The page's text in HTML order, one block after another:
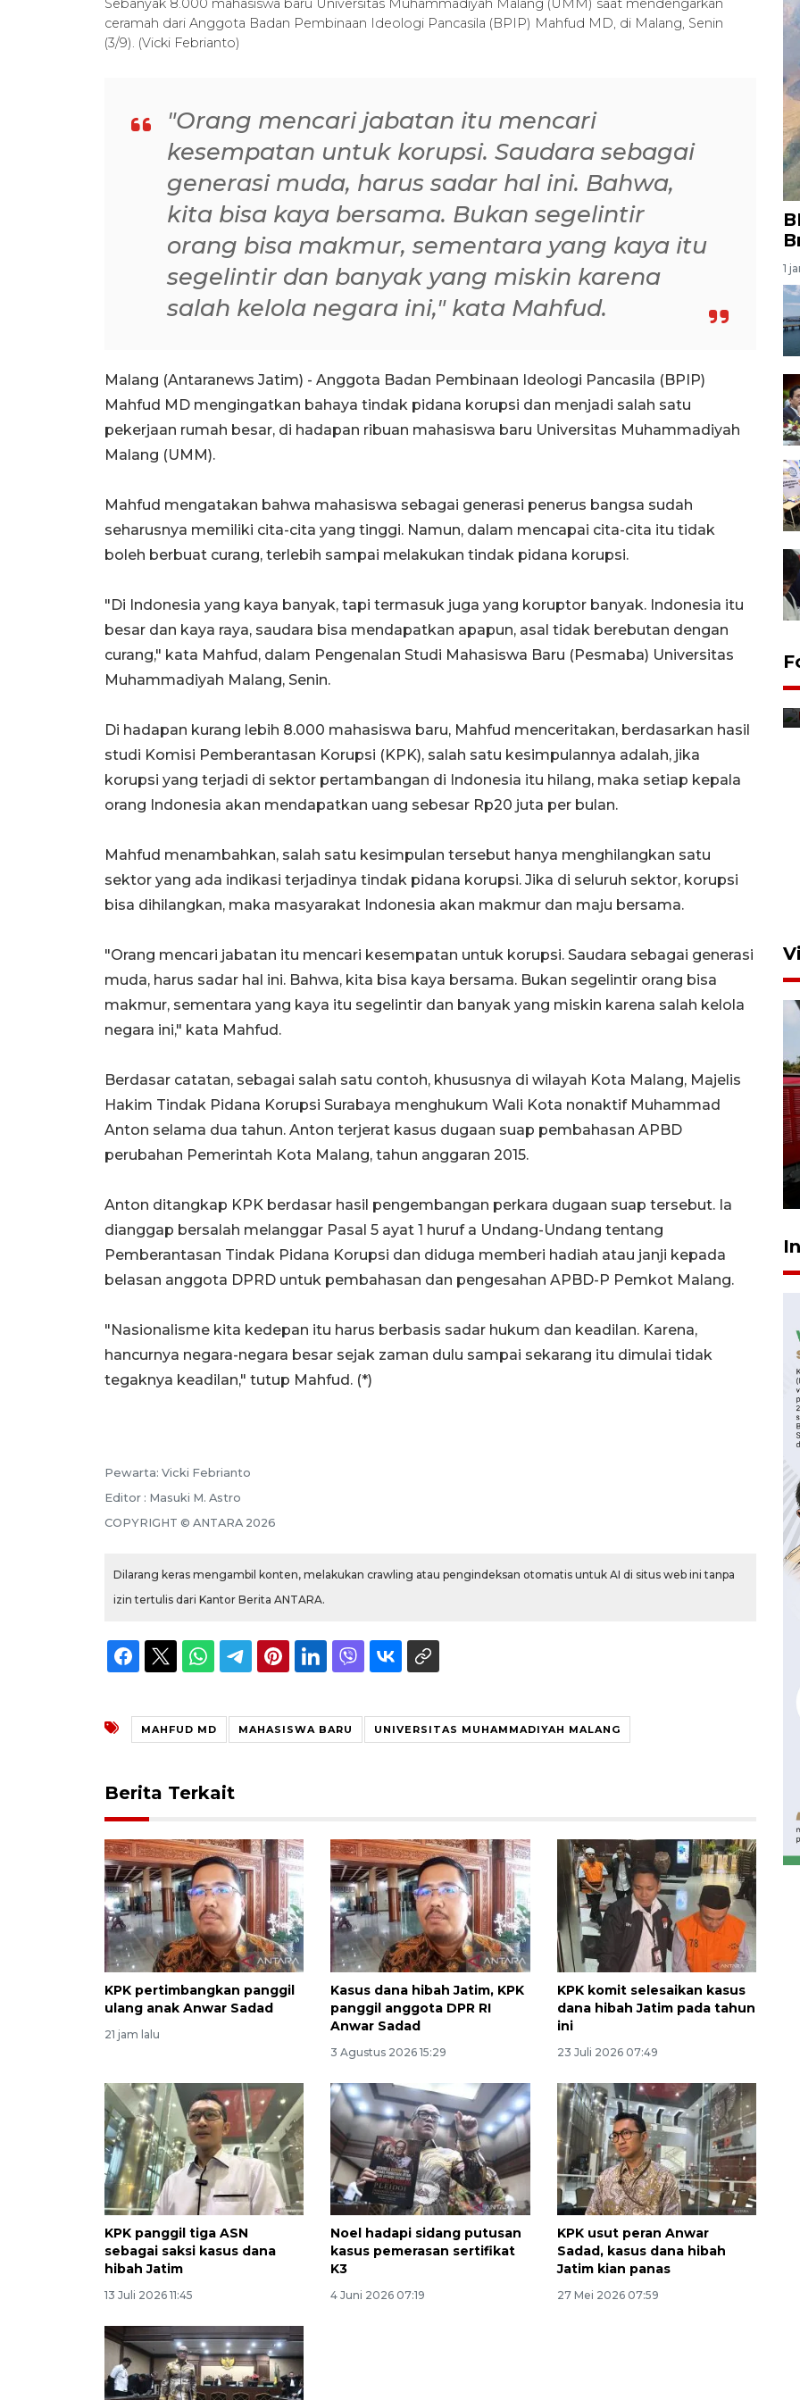
Sebanyak 8.000 mahasiswa baru Universitas Muhammadiyah Malang (UMM) saat mendengarkan
ceramah dari Anggota Badan Pembinaan Ideologi Pancasila (BPIP) Mahfud MD, di Malang, Senin
(3/9). (Vicki Febrianto)
"Orang mencari jabatan itu mencari
kesempatan untuk korupsi. Saudara sebagai
generasi muda, harus sadar hal ini. Bahwa,
kita bisa kaya bersama. Bukan segelintir
orang bisa makmur, sementara yang kaya itu
segelintir dan banyak yang miskin karena
salah kelola negara ini," kata Mahfud.
Malang (Antaranews Jatim) - Anggota Badan Pembinaan Ideologi Pancasila (BPIP)
Mahfud MD mengingatkan bahaya tindak pidana korupsi dan menjadi salah satu
pekerjaan rumah besar, di hadapan ribuan mahasiswa baru Universitas Muhammadiyah
Malang (UMM).
Mahfud mengatakan bahwa mahasiswa sebagai generasi penerus bangsa sudah
seharusnya memiliki cita-cita yang tinggi. Namun, dalam mencapai cita-cita itu tidak
boleh berbuat curang, terlebih sampai melakukan tindak pidana korupsi.
"Di Indonesia yang kaya banyak, tapi termasuk juga yang koruptor banyak. Indonesia itu
besar dan kaya raya, saudara bisa mendapatkan apapun, asal tidak berebutan dengan
curang," kata Mahfud, dalam Pengenalan Studi Mahasiswa Baru (Pesmaba) Universitas
Muhammadiyah Malang, Senin.
Di hadapan kurang lebih 8.000 mahasiswa baru, Mahfud menceritakan, berdasarkan hasil
studi Komisi Pemberantasan Korupsi (KPK), salah satu kesimpulannya adalah, jika
korupsi yang terjadi di sektor pertambangan di Indonesia itu hilang, maka setiap kepala
orang Indonesia akan mendapatkan uang sebesar Rp20 juta per bulan.
Mahfud menambahkan, salah satu kesimpulan tersebut hanya menghilangkan satu
sektor yang ada indikasi terjadinya tindak pidana korupsi. Jika di seluruh sektor, korupsi
bisa dihilangkan, maka masyarakat Indonesia akan makmur dan maju bersama.
"Orang mencari jabatan itu mencari kesempatan untuk korupsi. Saudara sebagai generasi
muda, harus sadar hal ini. Bahwa, kita bisa kaya bersama. Bukan segelintir orang bisa
makmur, sementara yang kaya itu segelintir dan banyak yang miskin karena salah kelola
negara ini," kata Mahfud.
Berdasar catatan, sebagai salah satu contoh, khususnya di wilayah Kota Malang, Majelis
Hakim Tindak Pidana Korupsi Surabaya menghukum Wali Kota nonaktif Muhammad
Anton selama dua tahun. Anton terjerat kasus dugaan suap pembahasan APBD
perubahan Pemerintah Kota Malang, tahun anggaran 2015.
Anton ditangkap KPK berdasar hasil pengembangan perkara dugaan suap tersebut. Ia
dianggap bersalah melanggar Pasal 5 ayat 1 huruf a Undang-Undang tentang
Pemberantasan Tindak Pidana Korupsi dan diduga memberi hadiah atau janji kepada
belasan anggota DPRD untuk pembahasan dan pengesahan APBD-P Pemkot Malang.
"Nasionalisme kita kedepan itu harus berbasis sadar hukum dan keadilan. Karena,
hancurnya negara-negara besar sejak zaman dulu sampai sekarang itu dimulai tidak
tegaknya keadilan," tutup Mahfud. (*)
Pewarta: Vicki Febrianto
Editor : Masuki M. Astro
COPYRIGHT © ANTARA 2026
Dilarang keras mengambil konten, melakukan crawling atau pengindeksan otomatis untuk AI di situs web ini tanpa
izin tertulis dari Kantor Berita ANTARA.
MAHFUD MD MAHASISWA BARU UNIVERSITAS MUHAMMADIYAH MALANG
Berita Terkait
KPK pertimbangkan panggil
ulang anak Anwar Sadad
21 jam lalu
Kasus dana hibah Jatim, KPK
panggil anggota DPR RI
Anwar Sadad
3 Agustus 2026 15:29
KPK komit selesaikan kasus
dana hibah Jatim pada tahun
ini
23 Juli 2026 07:49
KPK panggil tiga ASN
sebagai saksi kasus dana
hibah Jatim
13 Juli 2026 11:45
Noel hadapi sidang putusan
kasus pemerasan sertifikat
K3
4 Juni 2026 07:19
KPK usut peran Anwar
Sadad, kasus dana hibah
Jatim kian panas
27 Mei 2026 07:59
1
12 jam lalu
Basarnas hentikan operasi
kedaruratan KM Mutiara
Sentosa II
2026-08-05 12:00:00